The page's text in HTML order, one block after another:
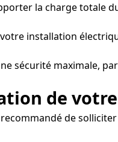
la charge totale
installation
sécurité maximale,
de
de